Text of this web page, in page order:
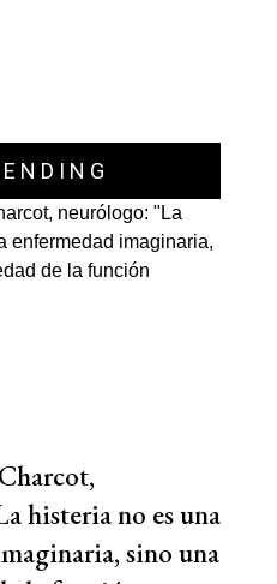
histeria no es una
sino una